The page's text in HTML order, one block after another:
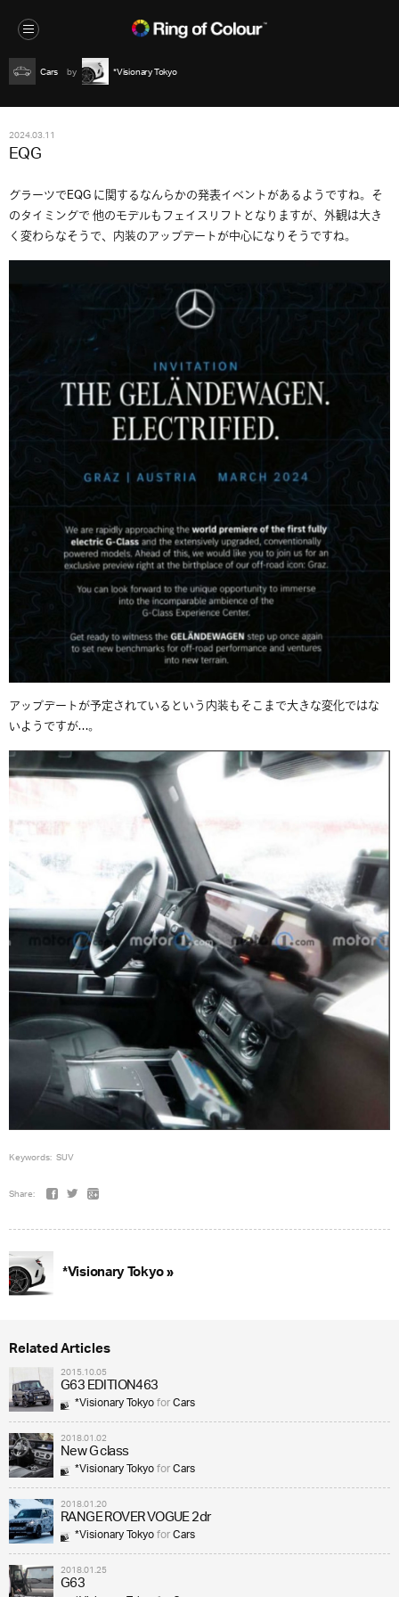
Cars *Visionary Tokyo
2024.03.11
EQG
グラーツでEQG に関するなんらかの発表イベントがあるようですね。そ
のタイミングで 他のモデルもフェイスリフトとなりますが、外観は大き
く変わらなそうで、内装のアップデートが中心になりそうですね。
アップデートが予定されているという内装もそこまで大きな変化ではな
いようですが…。
Keywords: SUV
Share:
*Visionary Tokyo »
Related Articles
2015.10.05
G63 EDITION463
*Visionary TokyoforCars
2018.01.02
New G class
*Visionary TokyoforCars
2018.01.20
RANGE ROVER VOGUE 2dr
*Visionary TokyoforCars
2018.01.25
G63